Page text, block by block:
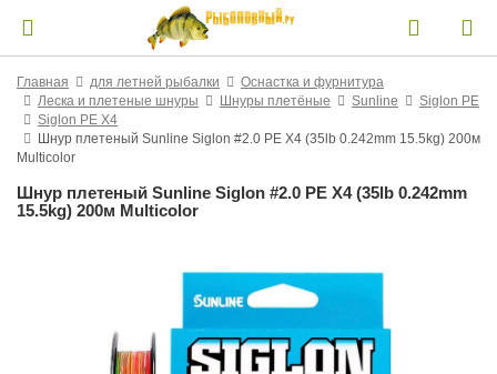
Главная для летней рыбалки
Оснастка и фурнитура
Леска и плетеные шнуры
Шнуры плетёные Sunline
Siglon PE
Siglon PE X4
Шнур плетеный Sunline Siglon #2.0 PE X4 (35lb 0.242mm 15.5kg) 200м
Multicolor
Шнур плетеный Sunline Siglon #2.0 PE X4 (35lb 0.242mm
15.5kg) 200м Multicolor